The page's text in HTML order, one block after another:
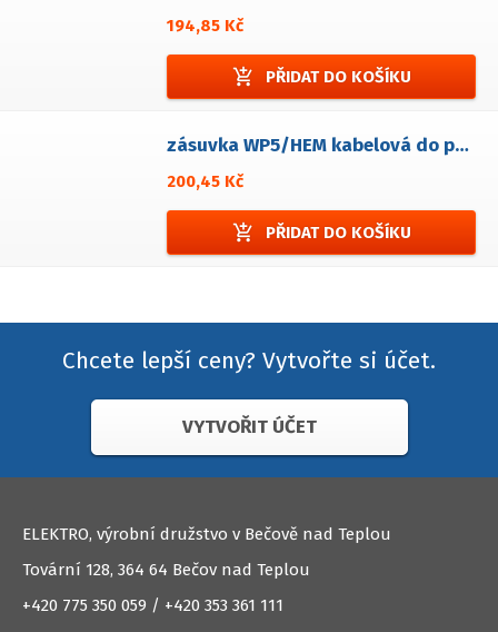
194,85 Kč
add_shopping_cart PŘIDAT DO KOŠÍKU
zásuvka WP5/HEM kabelová do panelové zástrčky
200,45 Kč
add_shopping_cart PŘIDAT DO KOŠÍKU
Chcete lepší ceny? Vytvořte si účet.
VYTVOŘIT ÚČET
ELEKTRO, výrobní družstvo v Bečově nad Teplou
Tovární 128, 364 64 Bečov nad Teplou
+420 775 350 059 / +420 353 361 111